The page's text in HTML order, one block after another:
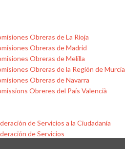
Obreras de La Rioja
Obreras de Madrid
Obreras de Melilla
Obreras de la Región de Murcia
Obreras de Navarra
Obreres del País Valencià
de Servicios a la Ciudadanía
de Servicios